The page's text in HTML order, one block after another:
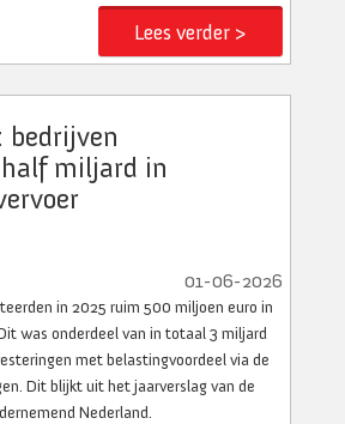
Lees verder >
bedrijven
miljard in
01-06-2026
in 2025 ruim 500 miljoen euro in
was onderdeel van in totaal 3 miljard
met belastingvoordeel via de
Dit blijkt uit het jaarverslag van de
Nederland.